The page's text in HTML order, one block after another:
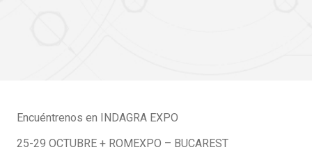
Encuéntrenos en INDAGRA EXPO
25-29 OCTUBRE + ROMEXPO – BUCAREST